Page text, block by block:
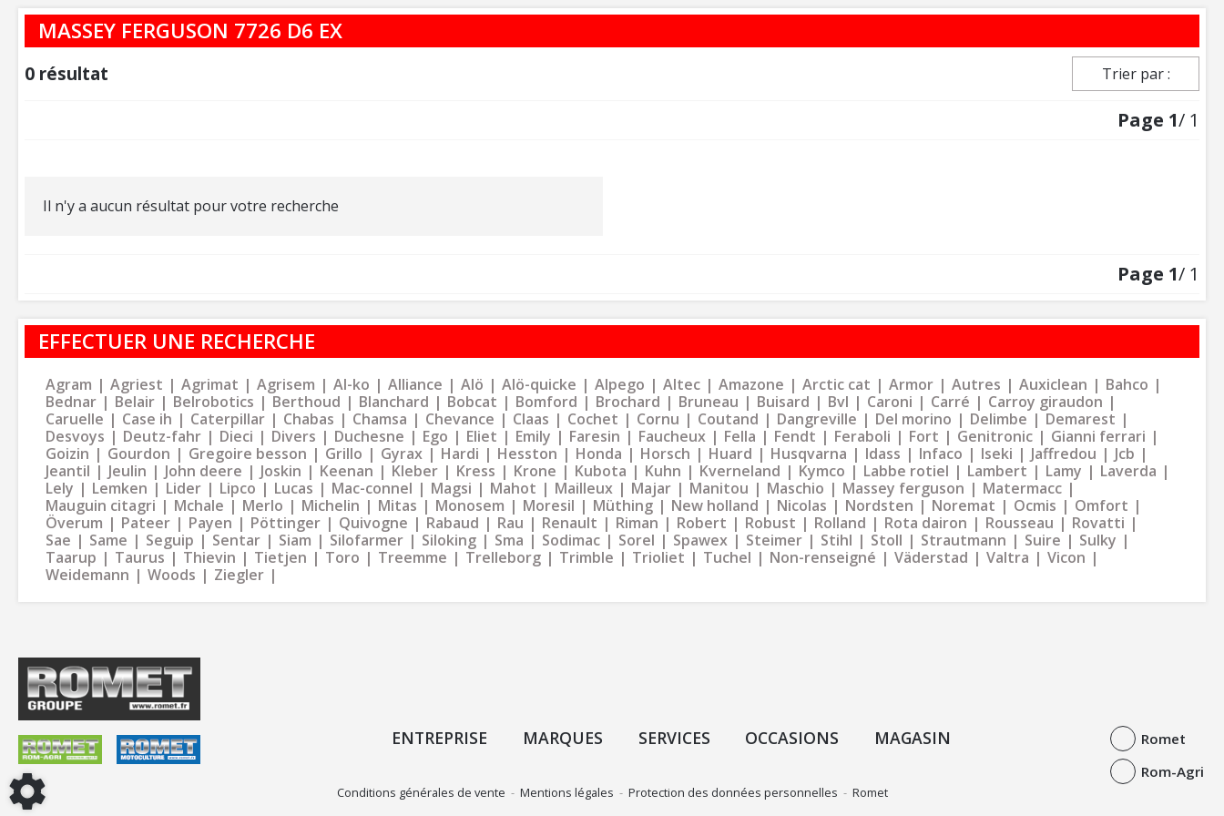
MASSEY FERGUSON 7726 D6 EX
0 résultat Trier par :
Page 1/ 1
Il n'y a aucun résultat pour votre recherche
Page 1/ 1
EFFECTUER UNE RECHERCHE
Agram Agriest Agrimat Agrisem Al-ko Alliance Alö Alö-quicke Alpego Altec Amazone Arctic cat Armor Autres Auxiclean
Bahco
Bednar
Belair Belrobotics Berthoud Blanchard Bobcat Bomford Brochard Bruneau Buisard Bvl Caroni Carré
Carroy giraudon
Caruelle
Case ih Caterpillar Chabas Chamsa Chevance Claas Cochet Cornu Coutand Dangreville Del morino Delimbe
Demarest
Desvoys
Deutz-fahr Dieci Divers Duchesne Ego Eliet Emily Faresin Faucheux Fella Fendt Feraboli Fort Genitronic
Gianni ferrari
Goizin
Gourdon Gregoire besson Grillo Gyrax Hardi Hesston Honda Horsch Huard Husqvarna Idass Infaco Iseki Jaffredou
Jcb
Jeantil
Jeulin John deere Joskin Keenan Kleber Kress Krone Kubota Kuhn Kverneland Kymco Labbe rotiel Lambert Lamy
Laverda
Lely
Lemken Lider Lipco Lucas Mac-connel Magsi Mahot Mailleux Majar Manitou Maschio Massey ferguson
Matermacc
Mauguin citagri
Mchale Merlo Michelin Mitas Monosem Moresil Müthing New holland Nicolas Nordsten Noremat Ocmis
Omfort
Överum
Pateer Payen Pöttinger Quivogne Rabaud Rau Renault Riman Robert Robust Rolland Rota dairon Rousseau
Rovatti
Sae
Same Seguip Sentar Siam Silofarmer Siloking Sma Sodimac Sorel Spawex Steimer Stihl Stoll Strautmann Suire
Sulky
Taarup
Taurus Thievin Tietjen Toro Treemme Trelleborg Trimble Trioliet Tuchel Non-renseigné Väderstad Valtra
Vicon
Weidemann
Woods Ziegler
ENTREPRISE MARQUES SERVICES OCCASIONS MAGASIN
Romet
Rom-Agri
Conditions générales de vente - Mentions légales - Protection des données personnelles - Romet